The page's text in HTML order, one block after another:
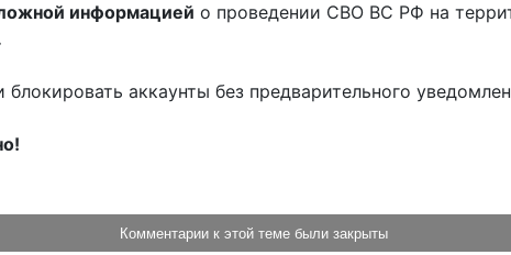
информацией о проведении СВО ВС РФ на
аккаунты без предварительного
Комментарии к этой теме были закрыты